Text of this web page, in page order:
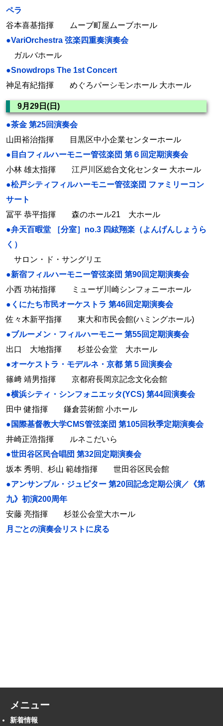
ペラ
谷本喜基指揮 ムーブ町屋ムーブホール
●VariOrchestra 弦楽四重奏演奏会
ガルバホール
●Snowdrops The 1st Concert
神足有紀指揮 めぐろパーシモンホール 大ホール
9月29日(日)
●茶金 第25回演奏会
山田裕治指揮 目黒区中小企業センターホール
●目白フィルハーモニー管弦楽団 第６回定期演奏会
小林 雄太指揮 江戸川区総合文化センター 大ホール
●松戸シティフィルハーモニー管弦楽団 ファミリーコン
サート
冨平 恭平指揮 森のホール21 大ホール
●弁天百暇堂 ［分室］no.3 四絃翔楽（よんげんしょうら
く）
サロン・ド・サングリエ
●新宿フィルハーモニー管弦楽団 第90回定期演奏会
小西 功祐指揮 ミューザ川崎シンフォニーホール
●くにたち市民オーケストラ 第46回定期演奏会
佐々木新平指揮 東大和市民会館(ハミングホール)
●ブルーメン・フィルハーモニー 第55回定期演奏会
出口 大地指揮 杉並公会堂 大ホール
●オーケストラ・モデルネ・京都 第５回演奏会
篠﨑 靖男指揮 京都府長岡京記念文化会館
●横浜シティ・シンフォニエッタ(YCS) 第44回演奏会
田中 健指揮 鎌倉芸術館 小ホール
●国際基督教大学CMS管弦楽団 第105回秋季定期演奏会
井崎正浩指揮 ルネこだいら
●世田谷区民合唱団 第32回定期演奏会
坂本 秀明、杉山 範雄指揮 世田谷区民会館
●アンサンブル・ジュピター 第20回記念定期公演／《第
九》初演200周年
安藤 亮指揮 杉並公会堂大ホール
月ごとの演奏会リストに戻る
メニュー
新着情報